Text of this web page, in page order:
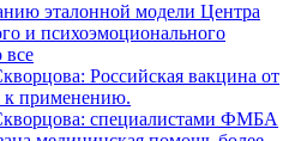
эталонной модели Центра
и психоэмоционального
все
Российская вакцина от
к применению.
специалистами ФМБА